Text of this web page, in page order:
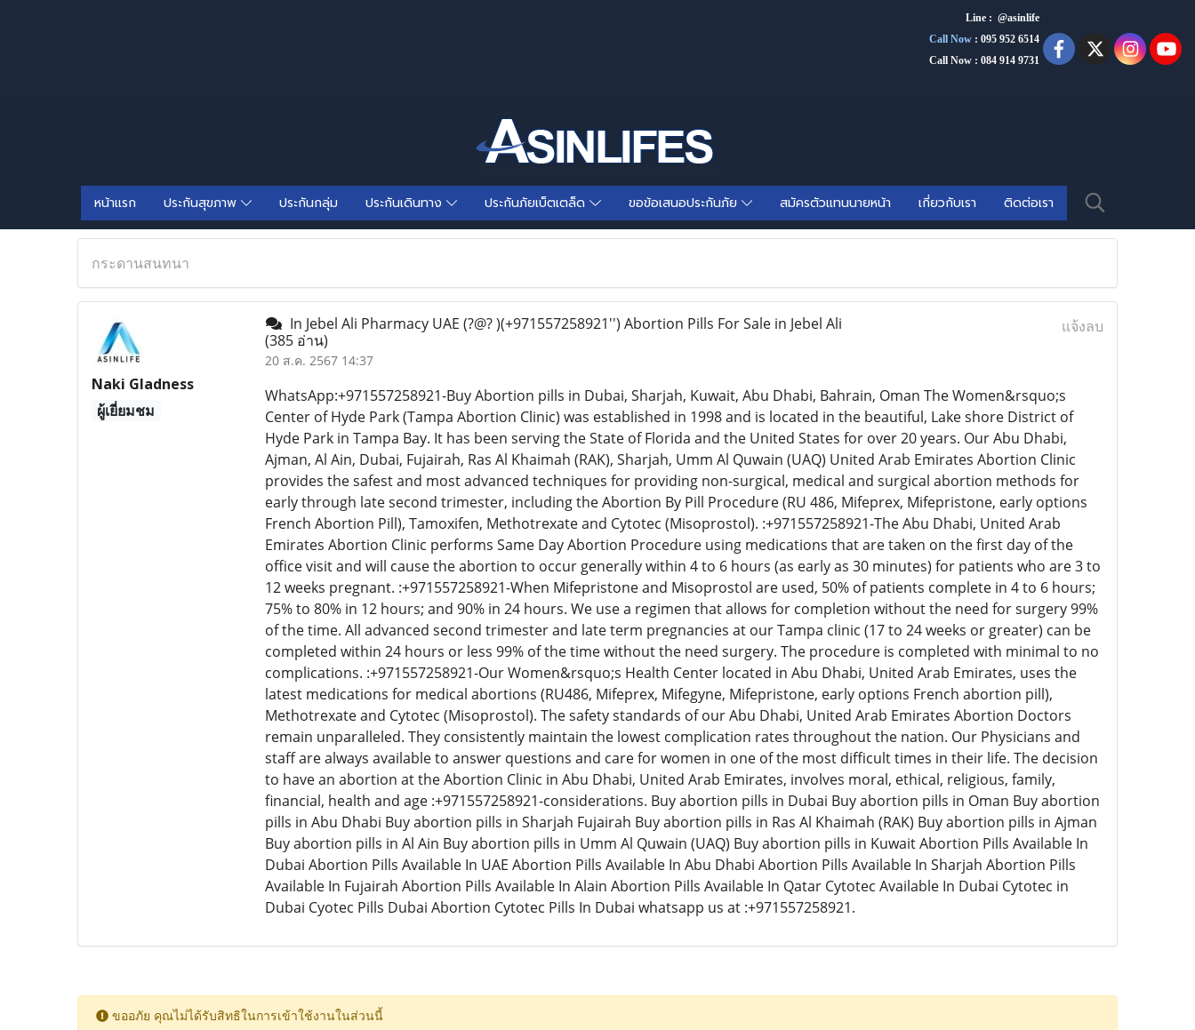
Line : @asinlife
Call Now : 095 952 6514
Call Now : 084 914 9731
หน้าแรก ประกันสุขภาพ ประกันกลุ่ม ประกันเดินทาง ประกันภัยเบ็ตเตล็ด ขอข้อเสนอประกันภัย สมัครตัวแทนนายหน้า เกี่ยวกับเรา ติดต่อเรา
กระดานสนทนา
Naki Gladness
ผู้เยี่ยมชม
In Jebel Ali Pharmacy UAE (?@? )(+971557258921'') Abortion Pills For Sale in Jebel Ali
(385 อ่าน)
20 ส.ค. 2567 14:37
แจ้งลบ
WhatsApp:+971557258921-Buy Abortion pills in Dubai, Sharjah, Kuwait, Abu Dhabi, Bahrain, Oman The Women&rsquo;s
Center of Hyde Park (Tampa Abortion Clinic) was established in 1998 and is located in the beautiful, Lake shore District of
Hyde Park in Tampa Bay. It has been serving the State of Florida and the United States for over 20 years. Our Abu Dhabi,
Ajman, Al Ain, Dubai, Fujairah, Ras Al Khaimah (RAK), Sharjah, Umm Al Quwain (UAQ) United Arab Emirates Abortion Clinic
provides the safest and most advanced techniques for providing non-surgical, medical and surgical abortion methods for
early through late second trimester, including the Abortion By Pill Procedure (RU 486, Mifeprex, Mifepristone, early options
French Abortion Pill), Tamoxifen, Methotrexate and Cytotec (Misoprostol). :+971557258921-The Abu Dhabi, United Arab
Emirates Abortion Clinic performs Same Day Abortion Procedure using medications that are taken on the first day of the
office visit and will cause the abortion to occur generally within 4 to 6 hours (as early as 30 minutes) for patients who are 3 to
12 weeks pregnant. :+971557258921-When Mifepristone and Misoprostol are used, 50% of patients complete in 4 to 6 hours;
75% to 80% in 12 hours; and 90% in 24 hours. We use a regimen that allows for completion without the need for surgery 99%
of the time. All advanced second trimester and late term pregnancies at our Tampa clinic (17 to 24 weeks or greater) can be
completed within 24 hours or less 99% of the time without the need surgery. The procedure is completed with minimal to no
complications. :+971557258921-Our Women&rsquo;s Health Center located in Abu Dhabi, United Arab Emirates, uses the
latest medications for medical abortions (RU486, Mifeprex, Mifegyne, Mifepristone, early options French abortion pill),
Methotrexate and Cytotec (Misoprostol). The safety standards of our Abu Dhabi, United Arab Emirates Abortion Doctors
remain unparalleled. They consistently maintain the lowest complication rates throughout the nation. Our Physicians and
staff are always available to answer questions and care for women in one of the most difficult times in their life. The decision
to have an abortion at the Abortion Clinic in Abu Dhabi, United Arab Emirates, involves moral, ethical, religious, family,
financial, health and age :+971557258921-considerations. Buy abortion pills in Dubai Buy abortion pills in Oman Buy abortion
pills in Abu Dhabi Buy abortion pills in Sharjah Fujairah Buy abortion pills in Ras Al Khaimah (RAK) Buy abortion pills in Ajman
Buy abortion pills in Al Ain Buy abortion pills in Umm Al Quwain (UAQ) Buy abortion pills in Kuwait Abortion Pills Available In
Dubai Abortion Pills Available In UAE Abortion Pills Available In Abu Dhabi Abortion Pills Available In Sharjah Abortion Pills
Available In Fujairah Abortion Pills Available In Alain Abortion Pills Available In Qatar Cytotec Available In Dubai Cytotec in
Dubai Cyotec Pills Dubai Abortion Cytotec Pills In Dubai whatsapp us at :+971557258921.
ขออภัย คุณไม่ได้รับสิทธิในการเข้าใช้งานในส่วนนี้